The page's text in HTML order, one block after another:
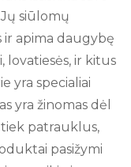
siūlomų
apima daugybę
lovatiesės, ir kitus
yra specialiai
yra žinomas dėl
tiek patrauklus,
pasižymi